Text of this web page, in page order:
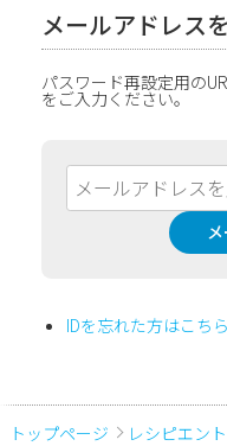
メールアドレス
パスワード再設定用の
をご入力ください。
IDを忘れた方はこち
トップページ レシピエン